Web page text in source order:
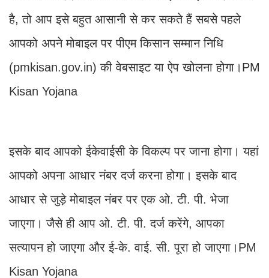
है, तो आप इसे बहुत आसानी से कर सकते हैं सबसे पहले
आपको अपने मोबाइल पर पीएम किसान सम्मान निधि
(pmkisan.gov.in) की वेबसाइट या ऐप खोलना होगा।PM
Kisan Yojana
इसके बाद आपको ईकेवाईसी के विकल्प पर जाना होगा। यहां
आपको अपना आधार नंबर दर्ज करना होगा। इसके बाद
आधार से जुड़े मोबाइल नंबर पर एक ओ. टी. पी. भेजा
जाएगा। जैसे ही आप ओ. टी. पी. दर्ज करेंगे, आपका
सत्यापन हो जाएगा और ई-के. वाई. सी. पूरा हो जाएगा।PM
Kisan Yojana